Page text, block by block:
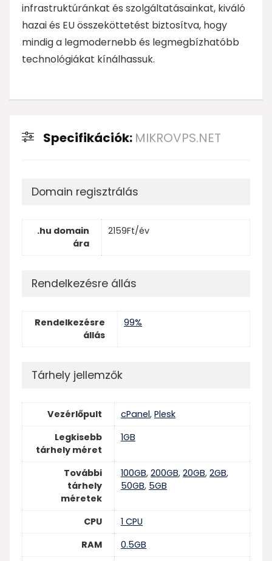
infrastruktúránkat és szolgáltatásainkat, kiváló
hazai és EU összeköttetést biztosítva, hogy
mindig a legmodernebb és legmegbízhatóbb
technológiákat kínálhassuk.
Specifikációk: MIKROVPS.NET
Domain regisztrálás
.hu domain
ára
2159Ft/év
Rendelkezésre állás
Rendelkezésre
állás
99%
Tárhely jellemzők
Vezérlőpult cPanel, Plesk
Legkisebb
tárhely méret
1GB
További
tárhely
méretek
100GB, 200GB, 20GB, 2GB,
50GB, 5GB
CPU
1 CPU
RAM
0.5GB